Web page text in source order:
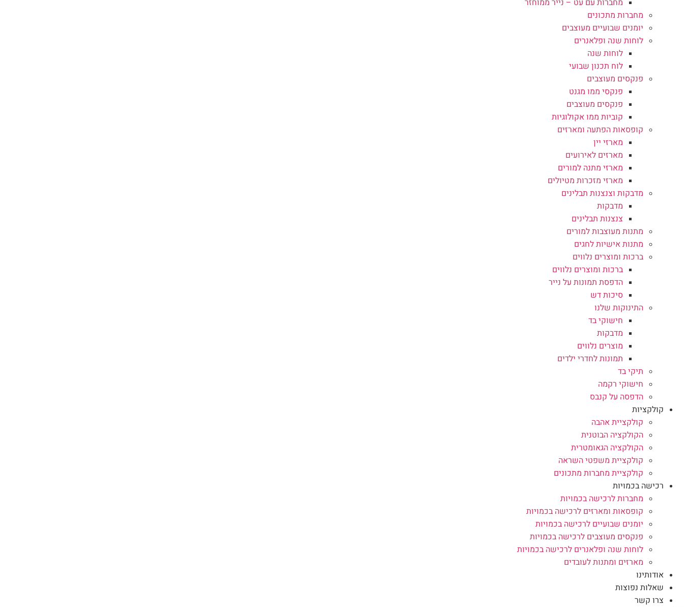
מחברות מתכונים
יומנים שבועיים מעוצבים
לוחות שנה ופלאנרים
לוחות שנה
לוח תכנון שבועי
פנקסים מעוצבים
פנקסי ממו מגנט
פנקסים מעוצבים
קוביות ממו אקולוגיות
קופסאות הפתעה ומארזים
מארזי יין
מארזים לאירועים
מארזי מתנה למורים
מארזי מזכרות מטיולים
מדבקות וצנצנות תבלינים
מדבקות
צנצנות תבלינים
מתנות מעוצבות למורים
מתנות אישיות לחגים
ברכות ומוצרים נלווים
ברכות ומוצרים נלווים
הדפסת תמונות על נייר
סיכות דש
התינוקות שלנו
חישוקי בד
מדבקות
מוצרים נלווים
תמונות לחדרי ילדים
תיקי בד
חישוקי רקמה
הדפסה על קנבס
קולקציות
קולקציית אהבה
הקולקציה הבוטנית
הקולקציה הגאומטרית
קולקציית משפטי השראה
קולקציית מחברות מתכונים
רכישה בכמויות
מחברות לרכישה בכמויות
קופסאות ומארזים לרכישה בכמויות
יומנים שבועיים לרכישה בכמויות
פנקסים מעוצבים לרכישה בכמויות
לוחות שנה ופלאנרים לרכישה בכמויות
מארזים ומתנות לעובדים
אודותינו
שאלות נפוצות
צרו קשר